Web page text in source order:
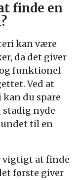
finde en
kan være
da det giver
funktionel
Ved at
du spare
nyde
til en
vigtigt at finde
første giver